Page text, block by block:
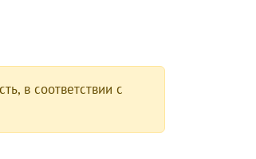
в соответствии с